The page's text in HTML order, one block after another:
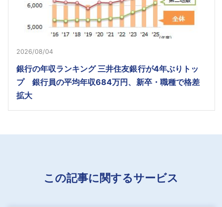
2026/08/04
銀行の年収ランキング 三井住友銀行が4年ぶりトッ
プ 銀行員の平均年収684万円、新卒・職種で格差
拡大
この記事に関するサービス